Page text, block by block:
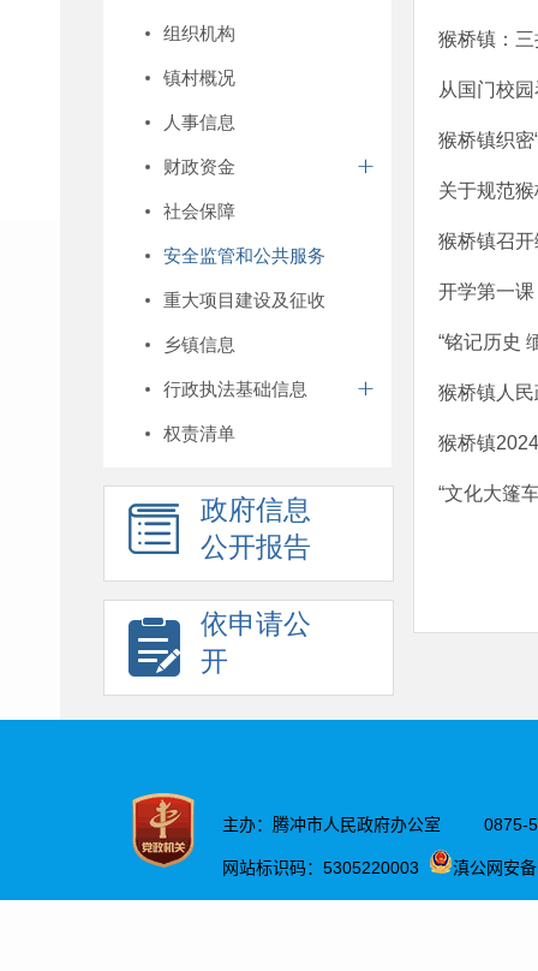
组织机构
镇村概况
人事信息
财政资金
社会保障
安全监管和公共服务
重大项目建设及征收
乡镇信息
行政执法基础信息
权责清单
政府信息
公开报告
依申请公
开
猴桥镇：三
从国门校
猴桥镇织密
关于规范
猴桥镇召
开学第一
“铭记历史
猴桥镇人
猴桥镇
“文化大篷